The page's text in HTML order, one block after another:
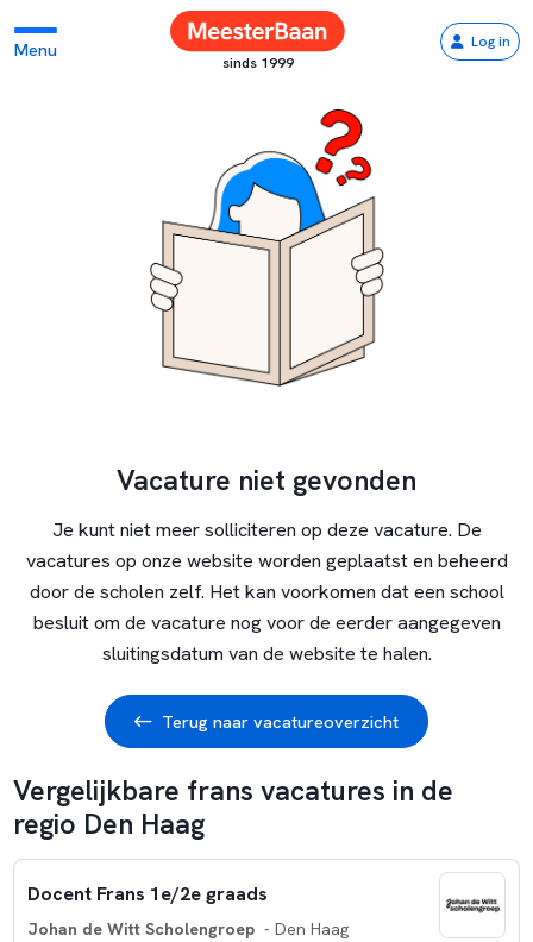
Menu
sinds 1999
Log in
Vacature niet gevonden
Je kunt niet meer solliciteren op deze vacature. De
vacatures op onze website worden geplaatst en beheerd
door de scholen zelf. Het kan voorkomen dat een school
besluit om de vacature nog voor de eerder aangegeven
sluitingsdatum van de website te halen.
Terug naar vacatureoverzicht
Vergelijkbare frans vacatures in de
regio Den Haag
Docent Frans 1e/2e graads
Johan de Witt Scholengroep - Den Haag